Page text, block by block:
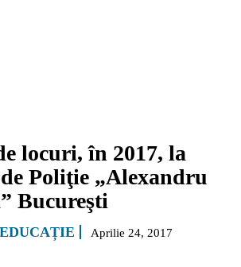
locuri, în 2017, la
Poliţie „Alexandru
Bucureşti
Aprilie 24, 2017